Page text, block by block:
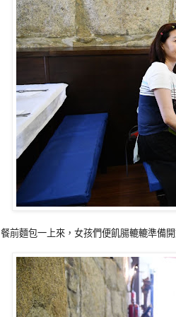
餐前麵包一上來，女孩們便飢腸轆轆準備